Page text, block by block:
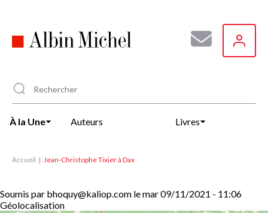
principal
À la Une Auteurs Livres
Accueil Jean-Christophe Tixier à Dax
Soumis par bhoquy@kaliop.com lemar 09/11/2021 - 11:06
Géolocalisation